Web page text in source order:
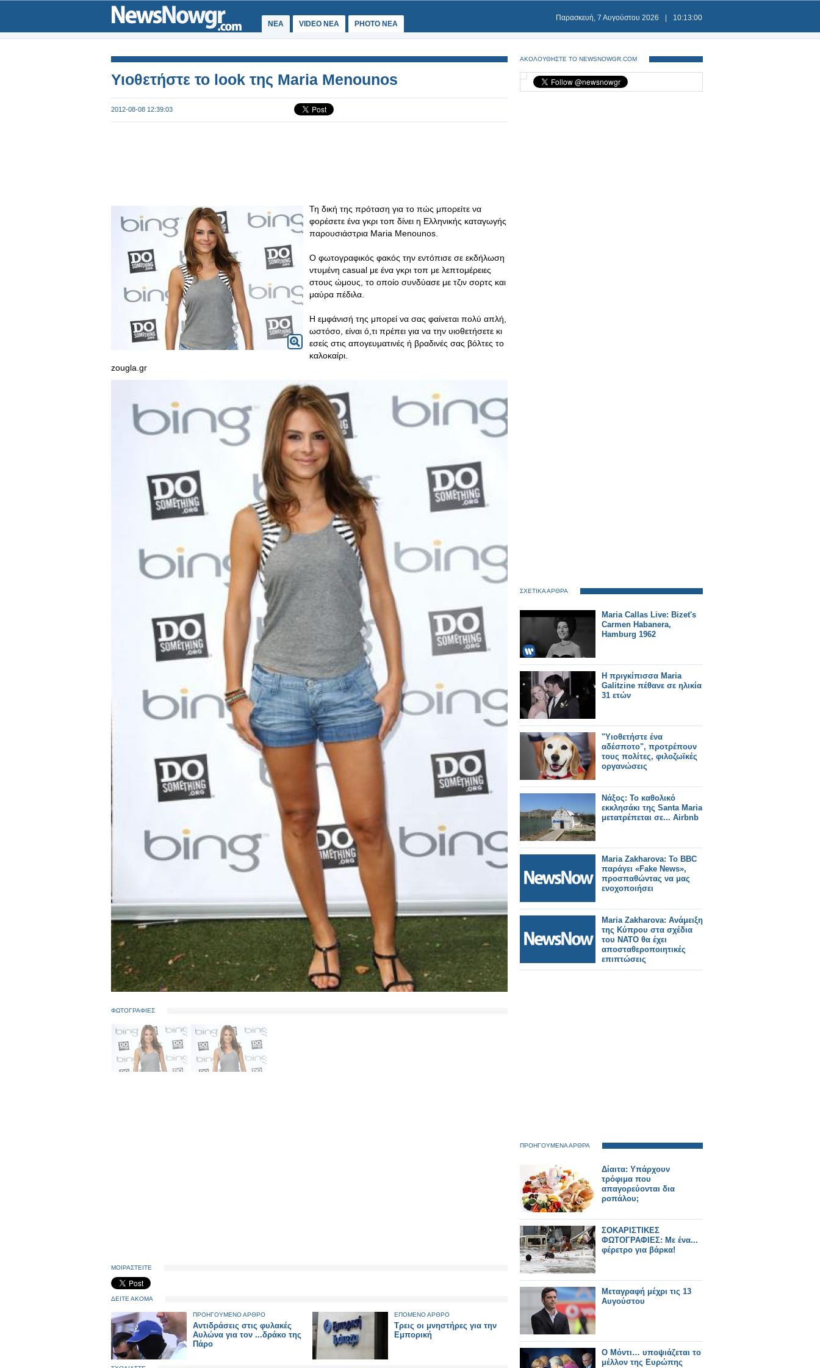
ΝΕΑ VIDEO NEA PHOTO NEA
Παρασκευή, 7 Αυγούστου 2026 10:13:00
Υιοθετήστε το look της Maria Menounos
2012-08-08 12:39:03
Τη δική της πρόταση για το πώς μπορείτε να
φορέσετε ένα γκρι τοπ δίνει η Ελληνικής καταγωγής
παρουσιάστρια Maria Menounos.
Ο φωτογραφικός φακός την εντόπισε σε εκδήλωση
ντυμένη casual με ένα γκρι τοπ με λεπτομέρειες
στους ώμους, το οποίο συνδύασε με τζιν σορτς και
μαύρα πέδιλα.
Η εμφάνισή της μπορεί να σας φαίνεται πολύ απλή,
ωστόσο, είναι ό,τι πρέπει για να την υιοθετήσετε κι
εσείς στις απογευματινές ή βραδινές σας βόλτες το
καλοκαίρι.
zougla.gr
ΦΩΤΟΓΡΑΦΙΕΣ
ΜΟΙΡΑΣΤΕΙΤΕ
ΔΕΙΤΕ ΑΚΟΜΑ
ΠΡΟΗΓΟΥΜΕΝΟ ΑΡΘΡΟ
Αντιδράσεις στις φυλακές
Αυλώνα για τον ...δράκο της
Πάρο
ΕΠΟΜΕΝΟ ΑΡΘΡΟ
Τρεις οι μνηστήρες για την
Εμπορική
ΑΚΟΛΟΥΘΗΣΤΕ ΤΟ NEWSNOWGR.COM
ΣΧΕΤΙΚΑ ΑΡΘΡΑ
Maria Callas Live: Bizet's
Carmen Habanera,
Hamburg 1962
Η πριγκίπισσα Maria
Galitzine πέθανε σε ηλικία
31 ετών
"Υιοθετήστε ένα
αδέσποτο", προτρέπουν
τους πολίτες, φιλοζωϊκές
οργανώσεις
Νάξος: Το καθολικό
εκκλησάκι της Santa Maria
μετατρέπεται σε... Airbnb
Maria Zakharova: Το BBC
παράγει «Fake Νews»,
προσπαθώντας να μας
ενοχοποιήσει
Maria Zakharova: Ανάμειξη
της Κύπρου στα σχέδια
του ΝΑΤΟ θα έχει
αποσταθεροποιητικές
επιπτώσεις
ΠΡΟΗΓΟΥΜΕΝΑ ΑΡΘΡΑ
Δίαιτα: Υπάρχουν
τρόφιμα που
απαγορεύονται δια
ροπάλου;
ΣΟΚΑΡΙΣΤΙΚΕΣ
ΦΩΤΟΓΡΑΦΙΕΣ: Με ένα...
φέρετρο για βάρκα!
Μεταγραφή μέχρι τις 13
Αυγούστου
Ο Μόντι… υποψιάζεται το
μέλλον της Ευρώπης